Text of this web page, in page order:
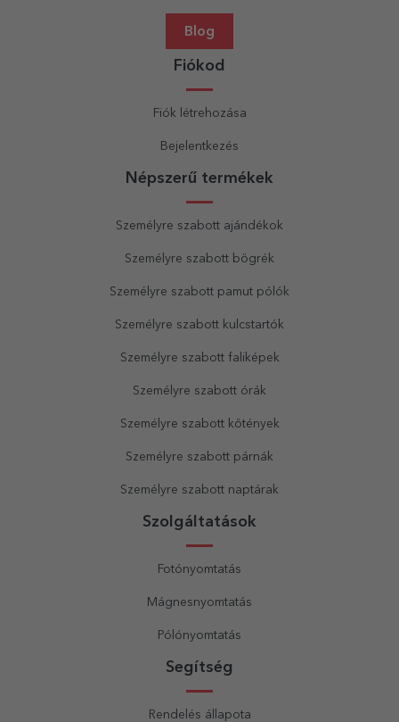
Blog
Fiókod
Fiók létrehozása
Bejelentkezés
Népszerű termékek
Személyre szabott ajándékok
Személyre szabott bögrék
Személyre szabott pamut pólók
Személyre szabott kulcstartók
Személyre szabott faliképek
Személyre szabott órák
Személyre szabott kötények
Személyre szabott párnák
Személyre szabott naptárak
Szolgáltatások
Fotónyomtatás
Mágnesnyomtatás
Pólónyomtatás
Segítség
Rendelés állapota